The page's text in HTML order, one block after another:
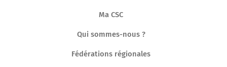
Ma CSC
Qui sommes-nous ?
Fédérations régionales